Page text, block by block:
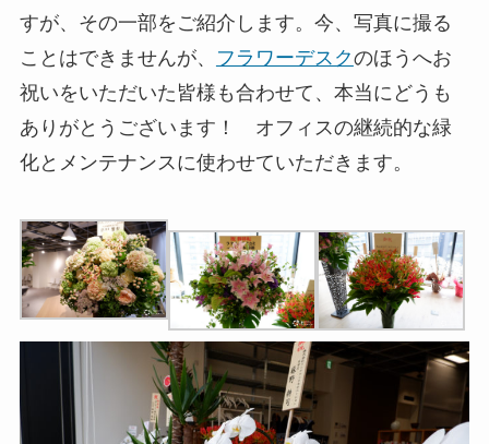
すが、その一部をご紹介します。今、写真に撮る
ことはできませんが、
フラワーデスクのほうへお
祝いをいただいた皆様も合わせて、本当にどうも
ありがとうございます！ オフィスの継続的な緑
化とメンテナンスに使わせていただきます。